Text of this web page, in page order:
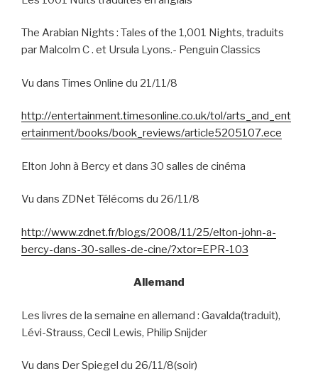
The Arabian Nights : Tales of the 1,001 Nights, traduits
par Malcolm C . et Ursula Lyons.- Penguin Classics
Vu dans Times Online du 21/11/8
http://entertainment.timesonline.co.uk/tol/arts_and_ent
ertainment/books/book_reviews/article5205107.ece
Elton John à Bercy et dans 30 salles de cinéma
Vu dans ZDNet Télécoms du 26/11/8
http://www.zdnet.fr/blogs/2008/11/25/elton-john-a-
bercy-dans-30-salles-de-cine/?xtor=EPR-103
Allemand
Les livres de la semaine en allemand : Gavalda(traduit),
Lévi-Strauss, Cecil Lewis, Philip Snijder
Vu dans Der Spiegel du 26/11/8(soir)